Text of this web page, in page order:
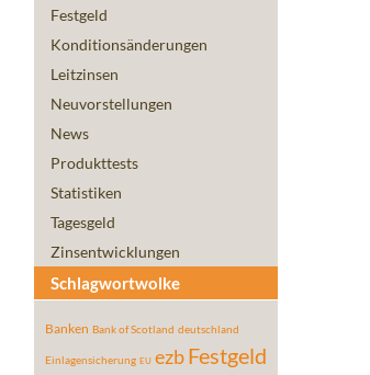
Festgeld
Konditionsänderungen
Leitzinsen
Neuvorstellungen
News
Produkttests
Statistiken
Tagesgeld
Zinsentwicklungen
Schlagwortwolke
Banken Bank of Scotland deutschland
Einlagensicherung EU ezbFestgeld